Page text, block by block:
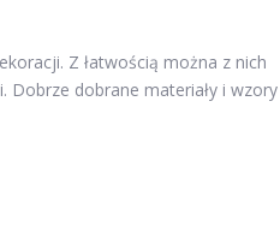
Z łatwością można z nich
Dobrze dobrane materiały i wzory